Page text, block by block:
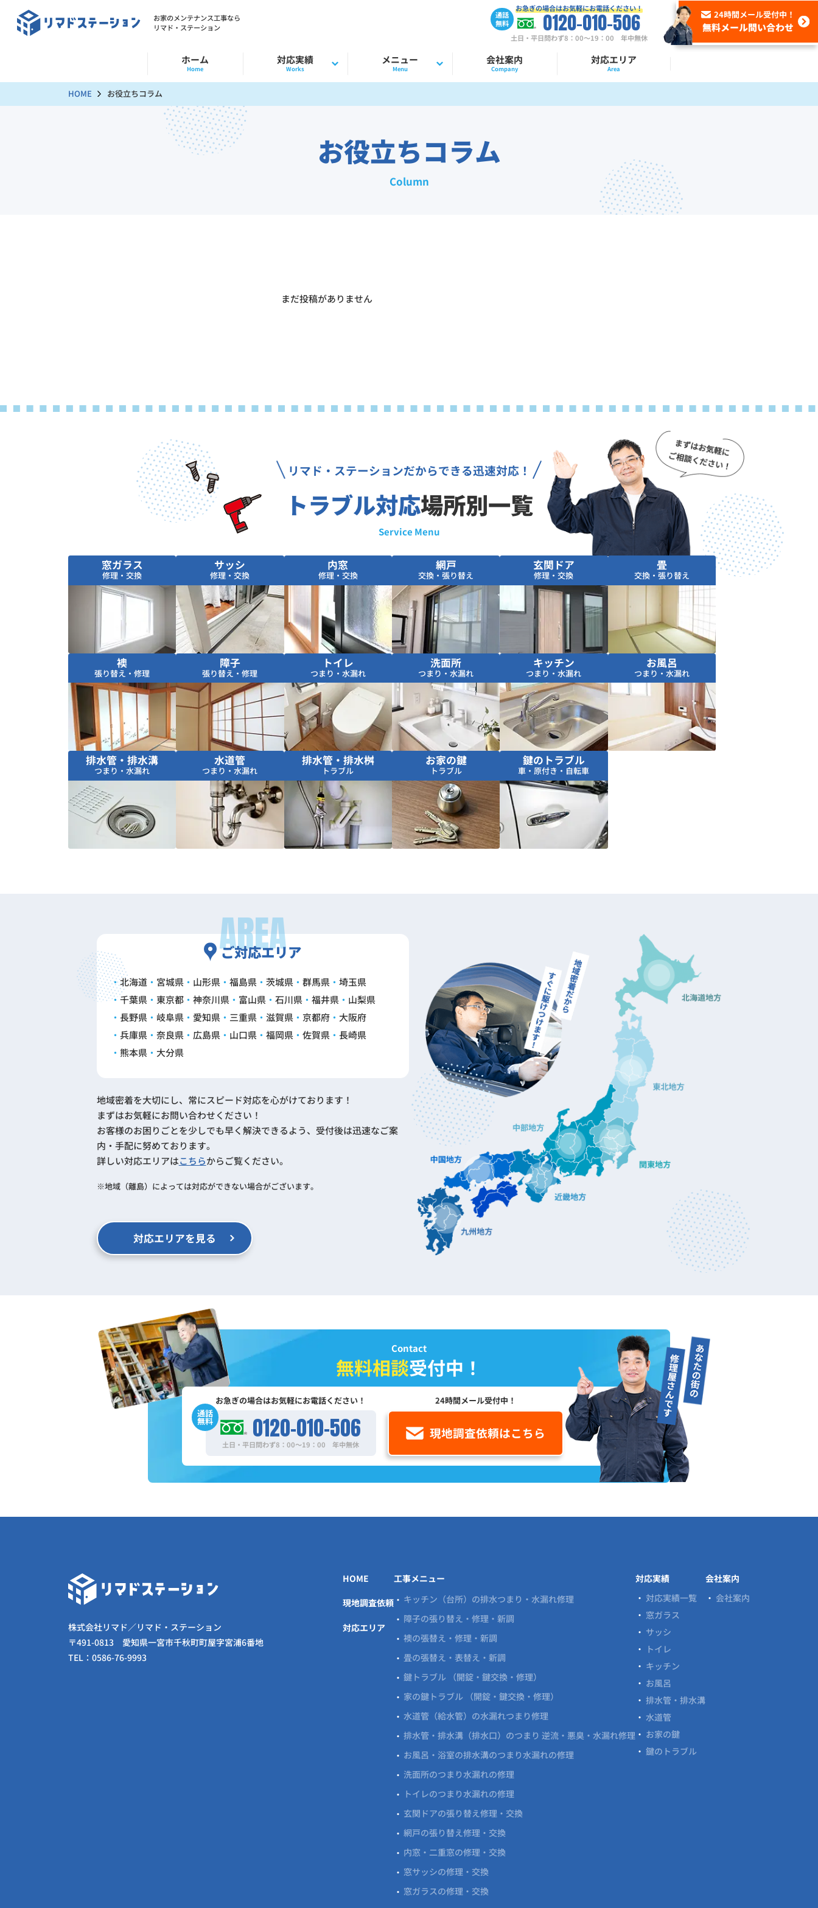
お家のメンテナンス工事なら
リマド・ステーション
通話
無料
お急ぎの場合はお気軽にお電話ください！
0120-010-506
土日・平日問わず8：00～19：00 年中無休
24時間メール受付中！
無料メール問い合わせ
ホーム
Home
対応実績
Works
メニュー
Menu
会社案内
Company
対応エリア
Area
HOME お役立ちコラム
お役立ちコラム
Column
まだ投稿がありません
リマド・ステーションだからできる迅速対応！
トラブル対応場所別一覧
Service Menu
窓ガラス
修理・交換
サッシ
修理・交換
内窓
修理・交換
網戸
交換・張り替え
玄関ドア
修理・交換
畳
交換・張り替え
襖
張り替え・修理
障子
張り替え・修理
トイレ
つまり・水漏れ
洗面所
つまり・水漏れ
キッチン
つまり・水漏れ
お風呂
つまり・水漏れ
排水管・排水溝
つまり・水漏れ
水道管
つまり・水漏れ
排水管・排水桝
トラブル
お家の鍵
トラブル
鍵のトラブル
車・原付き・自転車
AREA
ご対応エリア
北海道 宮城県 山形県 福島県 茨城県 群馬県
埼玉県
千葉県
東京都 神奈川県 富山県 石川県 福井県
山梨県
長野県
岐阜県 愛知県 三重県 滋賀県 京都府
大阪府
兵庫県
奈良県 広島県 山口県 福岡県 佐賀県
長崎県
熊本県
大分県
地域密着を大切にし、常にスピード対応を心がけております！
まずはお気軽にお問い合わせください！
お客様のお困りごとを少しでも早く解決できるよう、受付後は迅速なご案
内・手配に努めております。
詳しい対応エリアはこちらからご覧ください。
地域（離島）によっては対応ができない場合がございます。
対応エリアを見る
Contact
無料相談受付中！
お急ぎの場合はお気軽にお電話ください！
通話
無料 0120-010-506
土日・平日問わず8：00～19：00 年中無休
24時間メール受付中！
現地調査依頼はこちら
株式会社リマド／リマド・ステーション
〒491-0813 愛知県一宮市千秋町町屋字宮浦6番地
TEL：0586-76-9993
HOME
現地調査依頼
対応エリア
工事メニュー
キッチン（台所）の排水つまり・水漏れ修理
障子の張り替え・修理・新調
襖の張替え・修理・新調
畳の張替え・表替え・新調
鍵トラブル （開錠・鍵交換・修理）
家の鍵トラブル （開錠・鍵交換・修理）
水道管（給水管）の水漏れつまり修理
排水管・排水溝（排水口）のつまり 逆流・悪臭・水漏れ修理
お風呂・浴室の排水溝のつまり水漏れの修理
洗面所のつまり水漏れの修理
トイレのつまり水漏れの修理
玄関ドアの張り替え修理・交換
網戸の張り替え修理・交換
内窓・二重窓の修理・交換
窓サッシの修理・交換
窓ガラスの修理・交換
対応実績
対応実績一覧
窓ガラス
サッシ
トイレ
キッチン
お風呂
排水管・排水溝
水道管
お家の鍵
鍵のトラブル
会社案内
会社案内